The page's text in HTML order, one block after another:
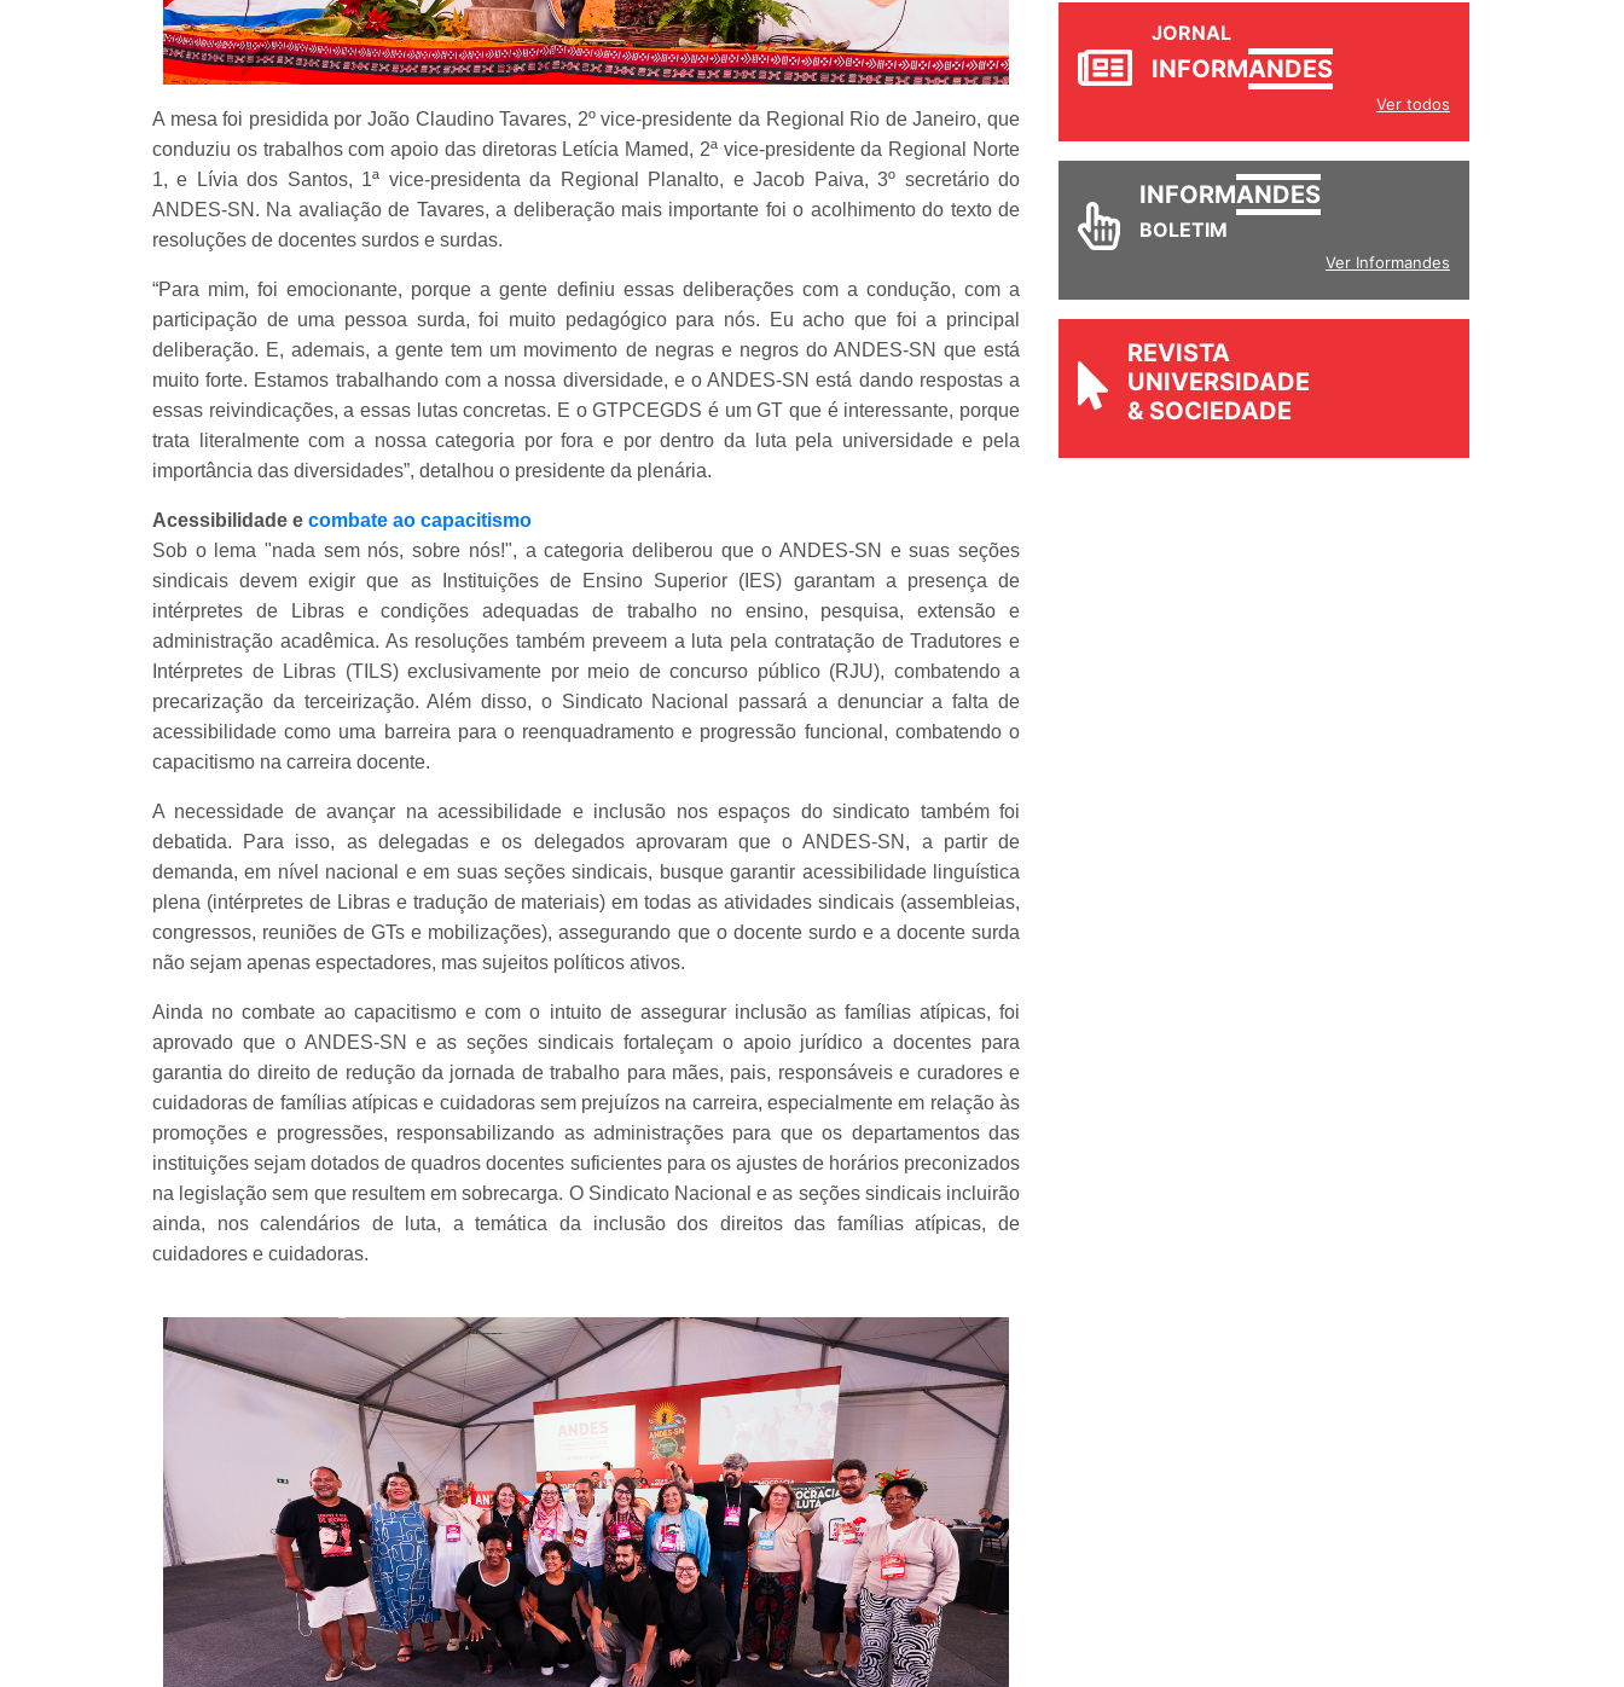
A mesa foi presidida por João Claudino Tavares, 2º vice-presidente da Regional Rio de Janeiro, que
conduziu os trabalhos com apoio das diretoras Letícia Mamed, 2ª vice-presidente da Regional Norte
1, e Lívia dos Santos, 1ª vice-presidenta da Regional Planalto, e Jacob Paiva, 3º secretário do
ANDES-SN. Na avaliação de Tavares, a deliberação mais importante foi o acolhimento do texto de
resoluções de docentes surdos e surdas.
“Para mim, foi emocionante, porque a gente definiu essas deliberações com a condução, com a
participação de uma pessoa surda, foi muito pedagógico para nós. Eu acho que foi a principal
deliberação. E, ademais, a gente tem um movimento de negras e negros do ANDES-SN que está
muito forte. Estamos trabalhando com a nossa diversidade, e o ANDES-SN está dando respostas a
essas reivindicações, a essas lutas concretas. E o GTPCEGDS é um GT que é interessante, porque
trata literalmente com a nossa categoria por fora e por dentro da luta pela universidade e pela
importância das diversidades”, detalhou o presidente da plenária.
Acessibilidade e combate ao capacitismo
Sob o lema "nada sem nós, sobre nós!", a categoria deliberou que o ANDES-SN e suas seções
sindicais devem exigir que as Instituições de Ensino Superior (IES) garantam a presença de
intérpretes de Libras e condições adequadas de trabalho no ensino, pesquisa, extensão e
administração acadêmica. As resoluções também preveem a luta pela contratação de Tradutores e
Intérpretes de Libras (TILS) exclusivamente por meio de concurso público (RJU), combatendo a
precarização da terceirização. Além disso, o Sindicato Nacional passará a denunciar a falta de
acessibilidade como uma barreira para o reenquadramento e progressão funcional, combatendo o
capacitismo na carreira docente.
A necessidade de avançar na acessibilidade e inclusão nos espaços do sindicato também foi
debatida. Para isso, as delegadas e os delegados aprovaram que o ANDES-SN, a partir de
demanda, em nível nacional e em suas seções sindicais, busque garantir acessibilidade linguística
plena (intérpretes de Libras e tradução de materiais) em todas as atividades sindicais (assembleias,
congressos, reuniões de GTs e mobilizações), assegurando que o docente surdo e a docente surda
não sejam apenas espectadores, mas sujeitos políticos ativos.
Ainda no combate ao capacitismo e com o intuito de assegurar inclusão as famílias atípicas, foi
aprovado que o ANDES-SN e as seções sindicais fortaleçam o apoio jurídico a docentes para
garantia do direito de redução da jornada de trabalho para mães, pais, responsáveis e curadores e
cuidadoras de famílias atípicas e cuidadoras sem prejuízos na carreira, especialmente em relação às
promoções e progressões, responsabilizando as administrações para que os departamentos das
instituições sejam dotados de quadros docentes suficientes para os ajustes de horários preconizados
na legislação sem que resultem em sobrecarga. O Sindicato Nacional e as seções sindicais incluirão
ainda, nos calendários de luta, a temática da inclusão dos direitos das famílias atípicas, de
cuidadores e cuidadoras.
JORNAL
Ver todos
INFORM
Ver Informandes
REVISTA
UNIVERSIDADE